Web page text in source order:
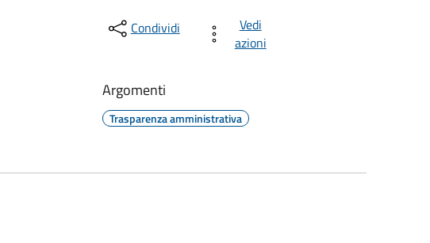
Condividi
Vedi
azioni
Argomenti
Trasparenza amministrativa